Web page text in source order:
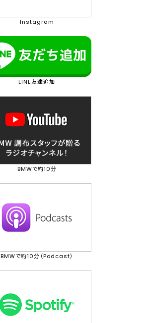
Instagram
LINE友達追加
BMWで約10分
BMWで約10分（Podcast）